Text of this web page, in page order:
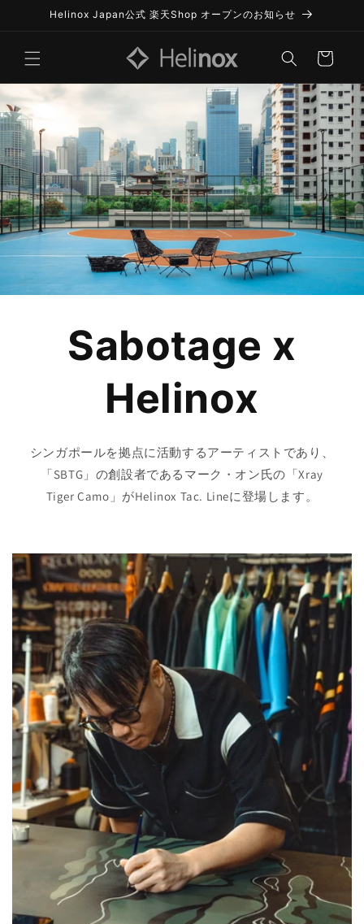
Skip toHelinox Japan公式 楽天Shop オープンのお知らせ
Cart
Sabotage x
Helinox⁠
シンガポールを拠点に活動するアーティストであり、
「SBTG」の創設者であるマーク・オン氏の「Xray
Tiger Camo」がHelinox Tac. Lineに登場します。